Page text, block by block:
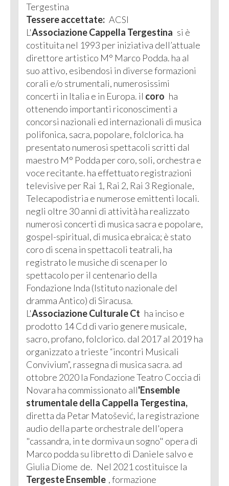
Tergestina
Tessere accettate: ACSI
L'Associazione Cappella Tergestina si è
costituita nel 1993 per iniziativa dell’attuale
direttore artistico M° Marco Podda. ha al
suo attivo, esibendosi in diverse formazioni
corali e/o strumentali, numerosissimi
concerti in Italia e in Europa. il coro ha
ottenendo importanti riconoscimenti a
concorsi nazionali ed internazionali di musica
polifonica, sacra, popolare, folclorica. ha
presentato numerosi spettacoli scritti dal
maestro M° Podda per coro, soli, orchestra e
voce recitante. ha effettuato registrazioni
televisive per Rai 1, Rai 2, Rai 3 Regionale,
Telecapodistria e numerose emittenti locali.
negli oltre 30 anni di attività ha realizzato
numerosi concerti di musica sacra e popolare,
gospel-spiritual, di musica ebraica; è stato
coro di scena in spettacoli teatrali, ha
registrato le musiche di scena per lo
spettacolo per il centenario della
Fondazione Inda (Istituto nazionale del
dramma Antico) di Siracusa.
L'Associazione Culturale Ct ha inciso e
prodotto 14 Cd di vario genere musicale,
sacro, profano, folclorico. dal 2017 al 2019 ha
organizzato a trieste “incontri Musicali
Convivium”, rassegna di musica sacra. ad
ottobre 2020 la Fondazione Teatro Coccia di
Novara ha commissionato all'Ensemble
strumentale della Cappella Tergestina,
diretta da Petar Matošević, la registrazione
audio della parte orchestrale dell'opera
"cassandra, in te dormiva un sogno" opera di
Marco podda su libretto di Daniele salvo e
Giulia Diome de. Nel 2021 costituisce la
Tergeste Ensemble , formazione